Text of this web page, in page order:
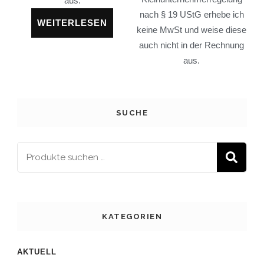
WEITERLESEN
nach § 19 UStG erhebe ich
keine MwSt und weise diese
auch nicht in der Rechnung
aus.
SUCHE
KATEGORIEN
AKTUELL